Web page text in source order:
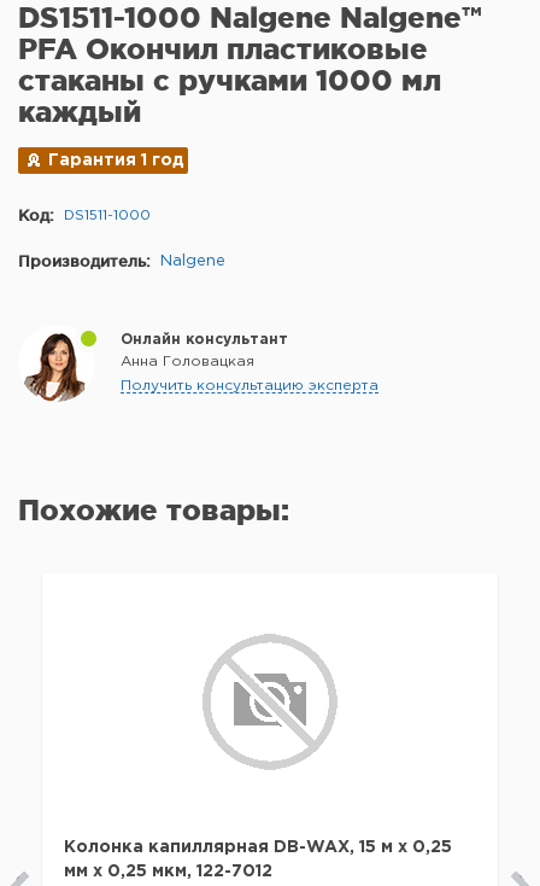
DS1511-1000 Nalgene Nalgene™
PFA Окончил пластиковые
стаканы с ручками 1000 мл
каждый
Гарантия 1 год
Код: DS1511-1000
Производитель: Nalgene
Онлайн консультант
Анна Головацкая
Получить консультацию эксперта
Похожие товары:
Колонка капиллярная DB-WAX, 15 м x 0,25
мм х 0,25 мкм, 122-7012